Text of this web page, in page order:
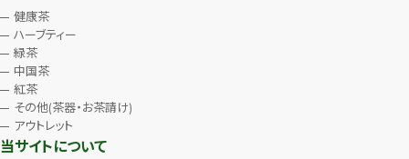
健康茶
ハーブティー
緑茶
中国茶
紅茶
その他(茶器・お茶請け)
アウトレット
当サイトについて